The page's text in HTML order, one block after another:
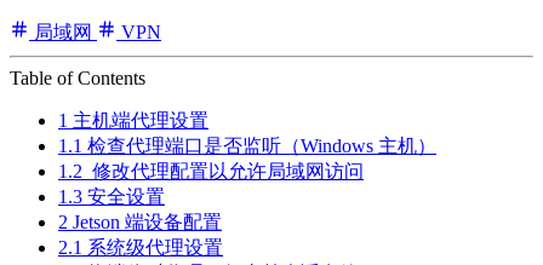
局域网 VPN
Table of Contents
1 ​​主机端代理设置​​
1.1 检查代理端口是否监听（Windows 主机）​​
1.2 ​​ 修改代理配置以允许局域网访问​​
1.3 安全设置
2 ​Jetson 端设备配置​​
2.1 ​​系统级代理设置​​